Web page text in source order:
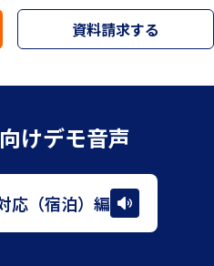
資料請求する
向けデモ音声
応（宿泊）編